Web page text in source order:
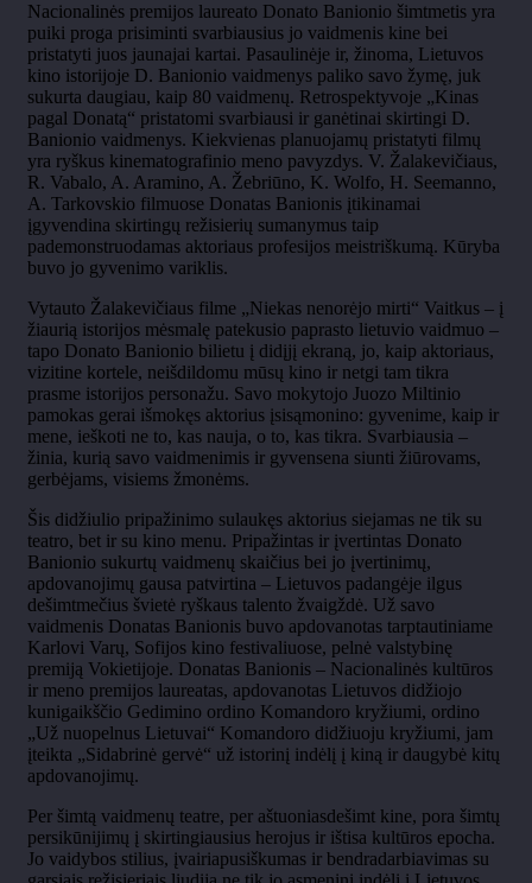
Nacionalinės premijos laureato Donato Banionio šimtmetis yra
puiki proga prisiminti svarbiausius jo vaidmenis kine bei
pristatyti juos jaunajai kartai. Pasaulinėje ir, žinoma, Lietuvos
kino istorijoje D. Banionio vaidmenys paliko savo žymę, juk
sukurta daugiau, kaip 80 vaidmenų. Retrospektyvoje „Kinas
pagal Donatą“ pristatomi svarbiausi ir ganėtinai skirtingi D.
Banionio vaidmenys. Kiekvienas planuojamų pristatyti filmų
yra ryškus kinematografinio meno pavyzdys. V. Žalakevičiaus,
R. Vabalo, A. Aramino, A. Žebriūno, K. Wolfo, H. Seemanno,
A. Tarkovskio filmuose Donatas Banionis įtikinamai
įgyvendina skirtingų režisierių sumanymus taip
pademonstruodamas aktoriaus profesijos meistriškumą. Kūryba
buvo jo gyvenimo variklis.
Vytauto Žalakevičiaus filme „Niekas nenorėjo mirti“ Vaitkus – į
žiaurią istorijos mėsmalę patekusio paprasto lietuvio vaidmuo –
tapo Donato Banionio bilietu į didįjį ekraną, jo, kaip aktoriaus,
vizitine kortele, neišdildomu mūsų kino ir netgi tam tikra
prasme istorijos personažu. Savo mokytojo Juozo Miltinio
pamokas gerai išmokęs aktorius įsisąmonino: gyvenime, kaip ir
mene, ieškoti ne to, kas nauja, o to, kas tikra. Svarbiausia –
žinia, kurią savo vaidmenimis ir gyvensena siunti žiūrovams,
gerbėjams, visiems žmonėms.
Šis didžiulio pripažinimo sulaukęs aktorius siejamas ne tik su
teatro, bet ir su kino menu. Pripažintas ir įvertintas Donato
Banionio sukurtų vaidmenų skaičius bei jo įvertinimų,
apdovanojimų gausa patvirtina – Lietuvos padangėje ilgus
dešimtmečius švietė ryškaus talento žvaigždė. Už savo
vaidmenis Donatas Banionis buvo apdovanotas tarptautiniame
Karlovi Varų, Sofijos kino festivaliuose, pelnė valstybinę
premiją Vokietijoje. Donatas Banionis – Nacionalinės kultūros
ir meno premijos laureatas, apdovanotas Lietuvos didžiojo
kunigaikščio Gedimino ordino Komandoro kryžiumi, ordino
„Už nuopelnus Lietuvai“ Komandoro didžiuoju kryžiumi, jam
įteikta „Sidabrinė gervė“ už istorinį indėlį į kiną ir daugybė kitų
apdovanojimų.
Per šimtą vaidmenų teatre, per aštuoniasdešimt kine, pora šimtų
persikūnijimų į skirtingiausius herojus ir ištisa kultūros epocha.
Jo vaidybos stilius, įvairiapusiškumas ir bendradarbiavimas su